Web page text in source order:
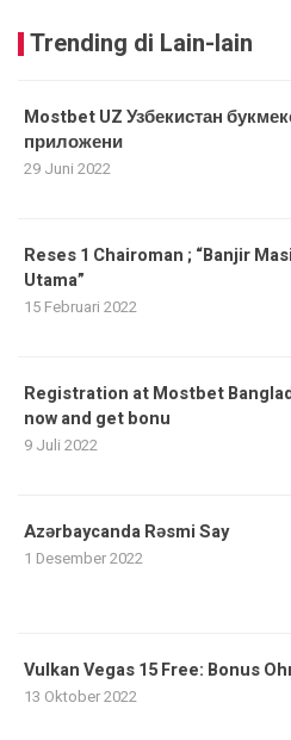
Trending di Lain-lain
Mostbet UZ Узбекистан
приложени
29 Juni 2022
Reses 1 Chairoman ; “Banjir
Utama”
15 Februari 2022
Registration at Mostbet
now and get bonu
9 Juli 2022
Azərbaycanda Rəsmi Say
1 Desember 2022
Vulkan Vegas 15 Free: Bonus
13 Oktober 2022